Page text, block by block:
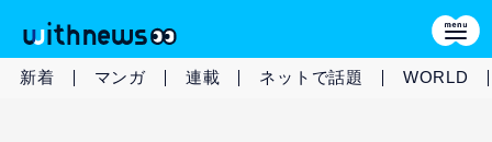
新着 マンガ 連載 ネットで話題 WORLD